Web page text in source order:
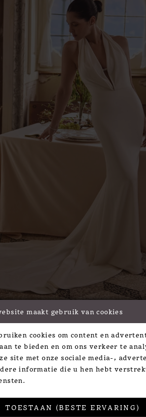
Click to zoom
Click to zoom
maakt gebruik van cookies
cookies om content en
te bieden en om ons verkeer te
site met onze sociale media-,
informatie die u hen hebt
TOESTAAN (BESTE ERVARING)